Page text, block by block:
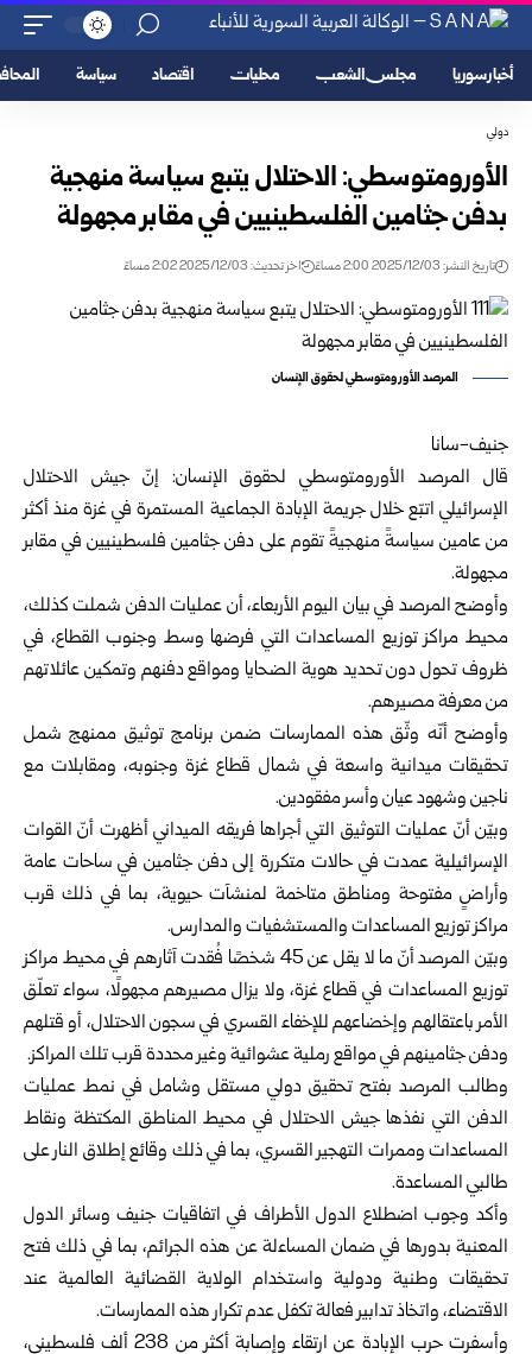
أخبار سوريا مجلس الشعب محليات اقتصاد سياسة
دولي
الأورومتوسطي: الاحتلال يتبع سياسة منهجية
بدفن جثامين الفلسطينيين في مقابر مجهولة
تاريخ النشر: 2025/12/03 2:00 مساءً اخر تحديث: 2025/12/03 2:02 مساءً
المرصد الأورومتوسطي لحقوق الإنسان
جنيف-سانا
قال المرصد الأورومتوسطي لحقوق الإنسان: إنّ جيش الاحتلال
الإسرائيلي اتبّع خلال جريمة الإبادة الجماعية المستمرة في غزة منذ أكثر
من عامين سياسةً منهجيةً تقوم على دفن جثامين فلسطينيين في مقابر
مجهولة.
وأوضح المرصد في بيان اليوم الأربعاء، أن عمليات الدفن شملت كذلك،
محيط مراكز توزيع المساعدات التي فرضها وسط وجنوب القطاع، في
ظروف تحول دون تحديد هوية الضحايا ومواقع دفنهم وتمكين عائلاتهم
من معرفة مصيرهم.
وأوضح أنّه وثّق هذه الممارسات ضمن برنامج توثيق ممنهج شمل
تحقيقات ميدانية واسعة في شمال قطاع غزة وجنوبه، ومقابلات مع
ناجين وشهود عيان وأسر مفقودين.
وبيّن أنّ عمليات التوثيق التي أجراها فريقه الميداني أظهرت أنّ القوات
الإسرائيلية عمدت في حالات متكررة إلى دفن جثامين في ساحات عامة
وأراضٍ مفتوحة ومناطق متاخمة لمنشآت حيوية، بما في ذلك قرب
مراكز توزيع المساعدات والمستشفيات والمدارس.
وبيّن المرصد أنّ ما لا يقل عن 45 شخصًا فُقدت آثارهم في محيط مراكز
توزيع المساعدات في قطاع غزة، ولا يزال مصيرهم مجهولًا، سواء تعلّق
الأمر باعتقالهم وإخضاعهم للإخفاء القسري في سجون الاحتلال، أو قتلهم
ودفن جثامينهم في مواقع رملية عشوائية وغير محددة قرب تلك المراكز.
وطالب المرصد بفتح تحقيق دولي مستقل وشامل في نمط عمليات
الدفن التي نفذها جيش الاحتلال في محيط المناطق المكتظة ونقاط
المساعدات وممرات التهجير القسري، بما في ذلك وقائع إطلاق النار على
طالبي المساعدة.
وأكد وجوب اضطلاع الدول الأطراف في اتفاقيات جنيف وسائر الدول
المعنية بدورها في ضمان المساءلة عن هذه الجرائم، بما في ذلك فتح
تحقيقات وطنية ودولية واستخدام الولاية القضائية العالمية عند
الاقتضاء، واتخاذ تدابير فعالة تكفل عدم تكرار هذه الممارسات.
وأسفرت حرب الإبادة عن ارتقاء وإصابة أكثر من 238 ألف فلسطيني،